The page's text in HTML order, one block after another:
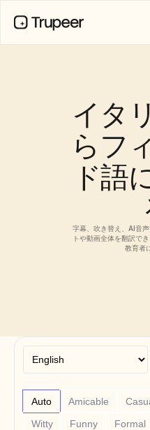
イタ
らフ
ド語
字幕、吹き替え、AI音
トや動画全体を翻訳で
教育者
Auto Amicable
Witty
Funny Formal
ブランドキット
変革を起こすAIチャンピオン
Announcement
Partner Program
セールスイネーブルメント
プリセールス
プロダクトマーケティング